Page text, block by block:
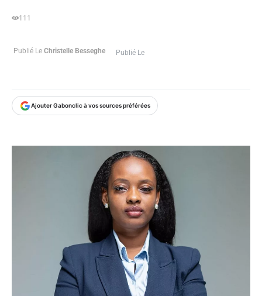
111
Publié Le Christelle Besseghe Publié Le
Ajouter Gabonclic à vos sources préférées